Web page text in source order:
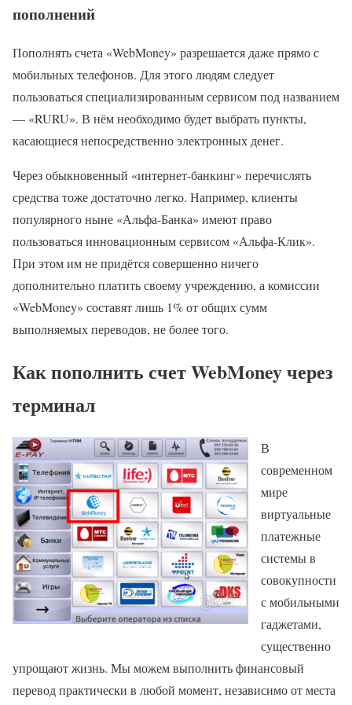
пополнений
Пополнять счета «WebMoney» разрешается даже прямо с
мобильных телефонов. Для этого людям следует
пользоваться специализированным сервисом под названием
— «RURU». В нём необходимо будет выбрать пункты,
касающиеся непосредственно электронных денег.
Через обыкновенный «интернет-банкинг» перечислять
средства тоже достаточно легко. Например, клиенты
популярного ныне «Альфа-Банка» имеют право
пользоваться инновационным сервисом «Альфа-Клик».
При этом им не придётся совершенно ничего
дополнительно платить своему учреждению, а комиссии
«WebMoney» составят лишь 1% от общих сумм
выполняемых переводов, не более того.
Как пополнить счет WebMoney через
терминал
В
современном
мире
виртуальные
платежные
системы в
совокупности
с мобильными
гаджетами,
существенно
упрощают жизнь. Мы можем выполнить финансовый
перевод практически в любой момент, независимо от места